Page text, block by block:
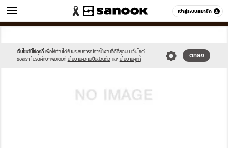
เข้าสู่ระบบสมาชิก
ข่าว หมวดอื่นๆ
เว็บไซต์นี้ใช้คุกกี้ เพื่อให้ท่านได้รับประสบการณ์การใช้งานที่ดีที่สุดบน เว็บไซต์
ของเรา โปรดศึกษาเพิ่มเติมที่ นโยบายความเป็นส่วนตัว และ นโยบายคุกกี้
ตกลง
sanook.png
image.jpg